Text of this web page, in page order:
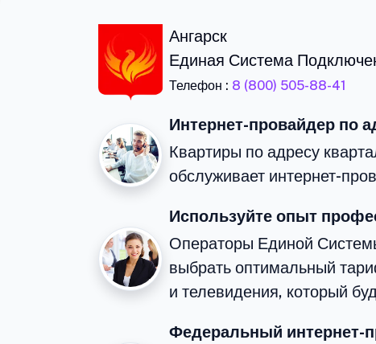
Ангарск
Единая Система
Телефон : 8 (800) 505-88-41
Интернет-провайдер по
Квартиры по адресу
обслуживает интернет-
Используйте опыт
Операторы Единой
выбрать оптимальный
и телевидения, который
Федеральный интернет-